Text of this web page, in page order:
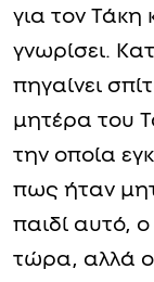
για τον Τάκη
γνωρίσει.
πηγαίνει
μητέρα του
την οποία
πως ήταν
παιδί αυτό,
τώρα, αλλά ο